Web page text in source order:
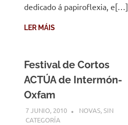
dedicado á papiroflexia, e[…]
LER MÁIS
Festival de Cortos
ACTÚA de Intermón-
Oxfam
7 JUNIO, 2010 DESARROLLO
NOVAS,SIN
CATEGORÍA